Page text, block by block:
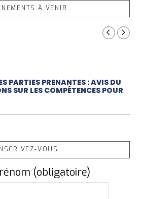
À VENIR
PARTIES PRENANTES : AVIS DU
SUR LES COMPÉTENCES POUR
VOUS
(obligatoire)